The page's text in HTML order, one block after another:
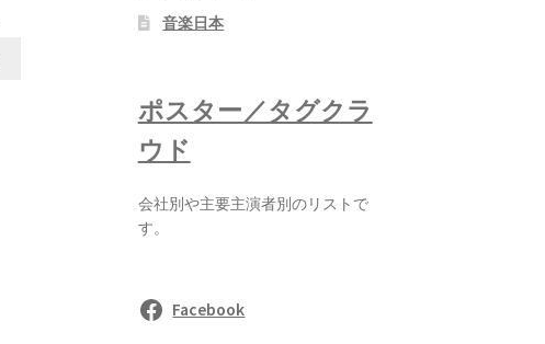
音楽日本
ポスター／タグクラ
ウド
会社別や主要主演者別のリストで
す。
Facebook